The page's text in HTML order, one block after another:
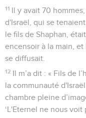
11 Il y avait 70
d'Israël, qui se
le fils de Shaphan,
encensoir à la main, et
se diffusait.
12 Il m’a dit : « Fils de
la communauté
chambre pleine
‘L'Eternel ne nous voit